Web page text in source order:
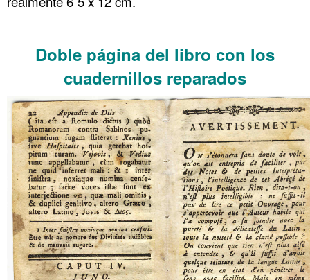
Doble página del libro con los
cuadernillos reparados